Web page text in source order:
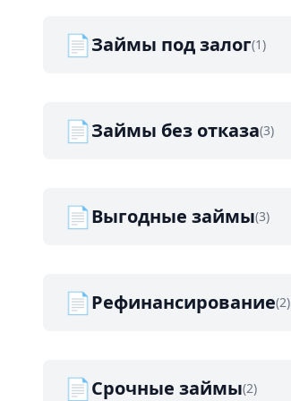
📄Займы под залог(1)
📄Займы без отказа(3)
📄Выгодные займы(3)
📄Рефинансирование(2)
📄Срочные займы(2)